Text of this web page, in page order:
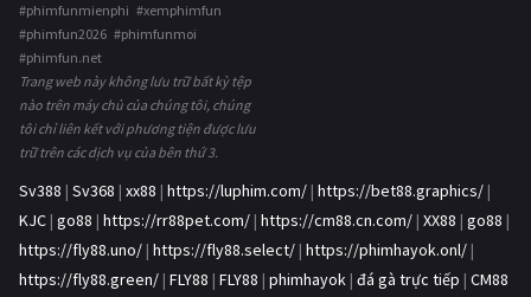
#phimfunmienphi #xemphimfun
#phimfun2026 #phimfunmoi
#phimfun.net
Trang web này không lưu trữ bất kỳ tệp
nào trên máy chủ của chúng tôi, chúng
tôi chỉ liên kết với phương tiện được lưu
trữ trên các dịch vụ của bên thứ 3.
Sv388 | Sv368 | xx88 | https://luphim.com/ | https://bet88.graphics/ |
KJC | go88 | https://rr88pet.com/ | https://cm88.cn.com/ | XX88 | go88 |
https://fly88.uno/ | https://fly88.select/ | https://phimhayok.onl/ |
https://fly88.green/ | FLY88 | FLY88 | phimhayok | đá gà trực tiếp | CM88